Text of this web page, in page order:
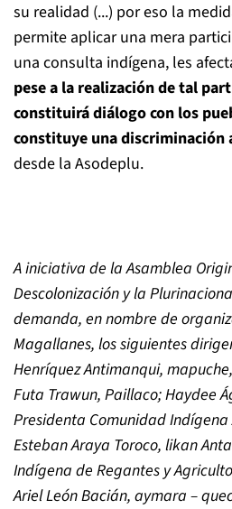
su realidad (...) por eso la
permite aplicar una mera
una consulta indígena, les
pese a la realización de tal
constituirá diálogo con los
constituye una discriminación
desde la Asodeplu.
A iniciativa de la Asamblea
Descolonización y la
demanda, en nombre de
Magallanes, los siguientes
Henríquez Antimanqui,
Futa Trawun, Paillaco; Haydee
Presidenta Comunidad Indígena
Esteban Araya Toroco, likan
Indígena de Regantes y
Ariel León Bacián, aymara –